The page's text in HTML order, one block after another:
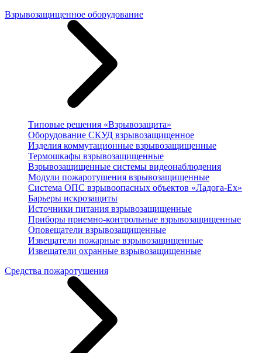
Взрывозащищенное оборудование
Типовые решения «Взрывозащита»
Оборудование СКУД взрывозащищенное
Изделия коммутационные взрывозащищенные
Термошкафы взрывозащищенные
Взрывозащищенные системы видеонаблюдения
Модули пожаротушения взрывозащищенные
Система ОПС взрывоопасных объектов «Ладога-Ex»
Барьеры искрозащиты
Источники питания взрывозащищенные
Приборы приемно-контрольные взрывозащищенные
Оповещатели взрывозащищенные
Извещатели пожарные взрывозащищенные
Извещатели охранные взрывозащищенные
Средства пожаротушения